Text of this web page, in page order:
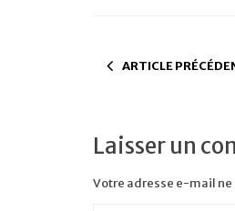
ARTICLE
Laisser un
Votre adresse e-mail ne